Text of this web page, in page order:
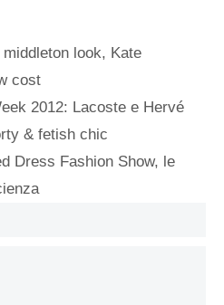
middleton look, Kate
cost
2012: Lacoste e Hervé
& fetish chic
Dress Fashion Show, le